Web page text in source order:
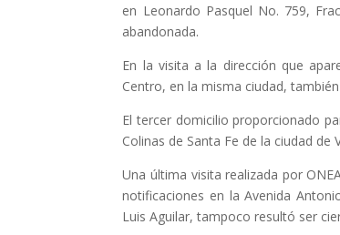
en Leonardo Pasquel No. 759,
abandonada.
En la visita a la dirección que
Centro, en la misma ciudad,
El tercer domicilio proporcionado
Colinas de Santa Fe de la ciudad
Una última visita realizada por
notificaciones en la Avenida
Luis Aguilar, tampoco resultó ser